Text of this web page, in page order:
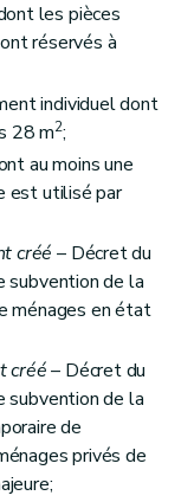
de logements
Des aides à l'équipement
et du calcul des aides
de service public
au logement
Des catégories d'aide
les pièces
réservés à
individuel dont
28 m2;
au moins une
est utilisé par
créé – Décret du
subvention de la
ménages en état
créé– Décret du
subvention de la
de
privés de